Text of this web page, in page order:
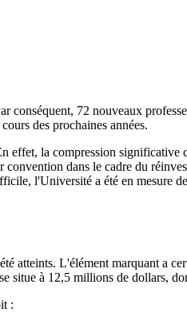
conséquent, 72 nouveaux
des prochaines années.
la compression significative
dans le cadre du
l'Université a été en mesure
atteints. L'élément marquant a
à 12,5 millions de dollars,
: